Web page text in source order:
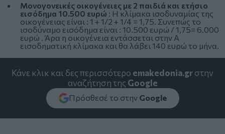
Μονογονεικές οικογένειες με 2 παιδιά και ετήσιο
εισόδημα 10.500 ευρώ : Η κλίμακα ισοδυναμίας της
οικογένειας είναι : 1 + 1/2 + 1/4 = 1,75. Συνεπώς το
ισοδύναμο εισόδημα είναι : 10.500 ευρώ / 1,75= 6.000
ευρώ . Άρα η οικογένεια εντάσσεται στην Α
εισοδηματική κλίμακα και θα λάβει 140 ευρώ το μήνα.
Κάνε κλικ και δες περισσότερο emakedonia.grστην
αναζήτηση της Google
Πρόσθεσέ το στην Google